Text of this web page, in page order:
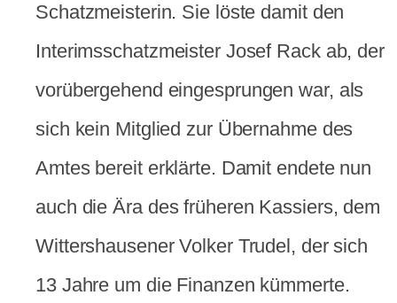
Schatzmeisterin. Sie löste damit den
Interimsschatzmeister Josef Rack ab, der
vorübergehend eingesprungen war, als
sich kein Mitglied zur Übernahme des
Amtes bereit erklärte. Damit endete nun
auch die Ära des früheren Kassiers, dem
Wittershausener Volker Trudel, der sich
13 Jahre um die Finanzen kümmerte.